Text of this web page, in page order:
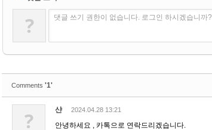
? 댓글 쓰기 권한이 없습니다. 로그인 하시겠습니까?
Comments '1'
? 샨 2024.04.28 13:21
안녕하세요 , 카톡으로 연락드리겠습니다.